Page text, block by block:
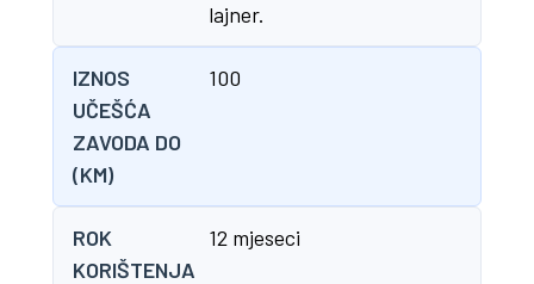
lajner.
IZNOS
UČEŠĆA
ZAVODA DO
(KM)
100
ROK
KORIŠTENJA
12 mjeseci